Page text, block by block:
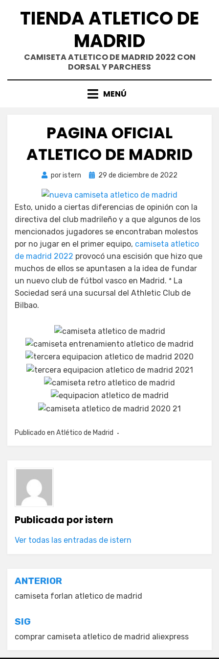
TIENDA ATLETICO DE
MADRID
CAMISETA ATLETICO DE MADRID 2022 CON
DORSAL Y PARCHESS
MENÚ
PAGINA OFICIAL
ATLETICO DE MADRID
poristern
Publicada
29 de diciembre de 2022
Esto, unido a ciertas diferencias de opinión con la
directiva del club madrileño y a que algunos de los
mencionados jugadores se encontraban molestos
por no jugar en el primer equipo, camiseta atletico
de madrid 2022 provocó una escisión que hizo que
muchos de ellos se apuntasen a la idea de fundar
un nuevo club de fútbol vasco en Madrid. ª La
Sociedad será una sucursal del Athletic Club de
Bilbao.
Publicado en Atlético de Madrid
Publicada poristern
Ver todas las entradas de istern
Navegación
de
entradas
ANTERIOR
camiseta forlan atletico de madrid
SIG
comprar camiseta atletico de madrid aliexpress